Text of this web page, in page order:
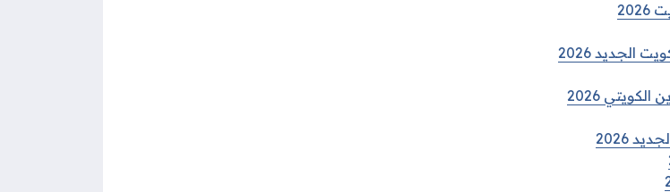
الجديد 2026
2026
2026